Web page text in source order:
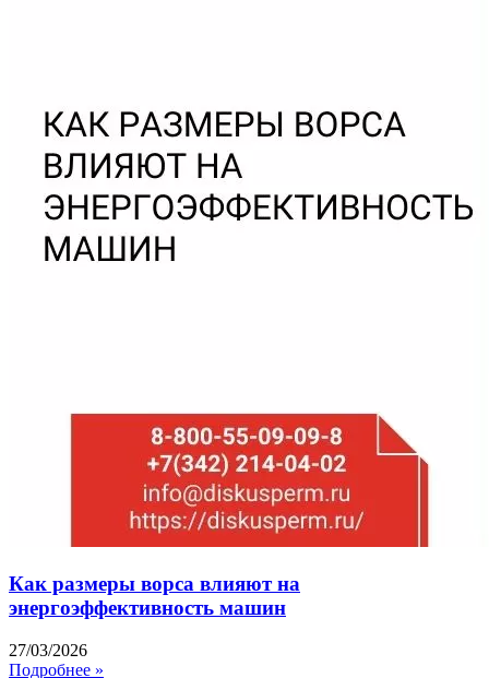
Как размеры ворса влияют на
энергоэффективность машин
27/03/2026
Подробнее »